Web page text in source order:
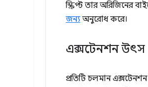
স্ক্রিপ্ট তার অরিজিনের
জন্য অনুরোধ করে।
এক্সটেনশন উৎস
প্রতিটি চলমান